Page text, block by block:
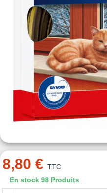
8,80 € TTC
En stock 98 Produits